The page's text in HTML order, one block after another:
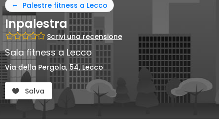
Palestre fitness a Lecco
Inpalestra
Scrivi una recensione
Sala fitness a Lecco
Via della Pergola, 54, Lecco
Salva